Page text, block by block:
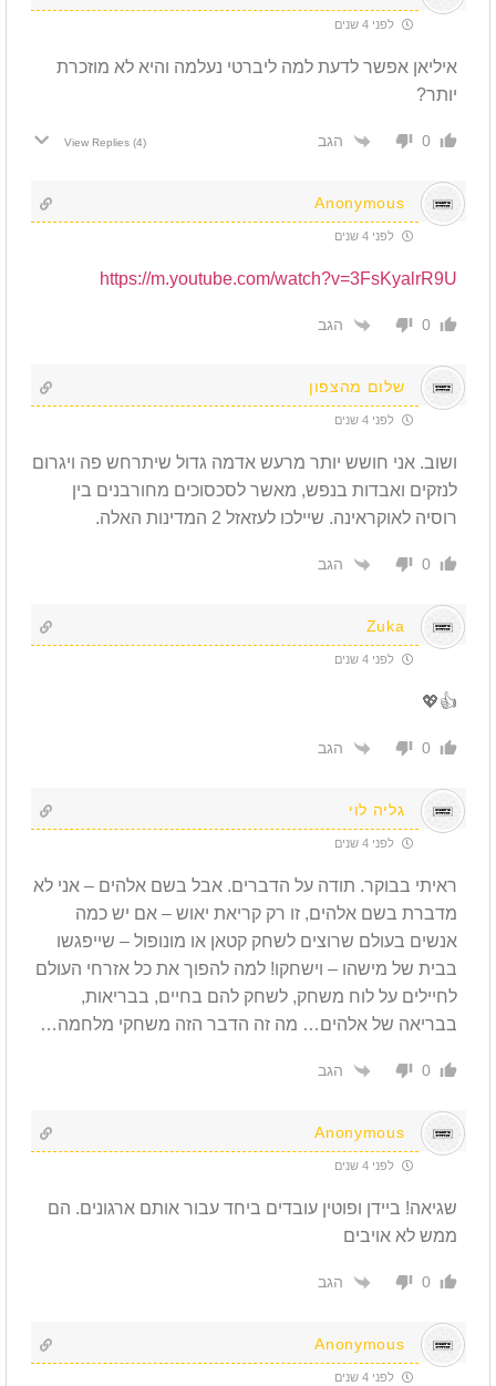
לפני 4 שנים
איליאן אפשר לדעת למה ליברטי נעלמה והיא לא מוזכרת
יותר?
0 הגב View Replies (4)
Anonymous
לפני 4 שנים
https://m.youtube.com/watch?v=3FsKyalrR9U
0 הגב
שלום מהצפון
לפני 4 שנים
ושוב. אני חושש יותר מרעש אדמה גדול שיתרחש פה ויגרום
לנזקים ואבדות בנפש, מאשר לסכסוכים מחורבנים בין
רוסיה לאוקראינה. שיילכו לעזאזל 2 המדינות האלה.
0 הגב
Zuka
לפני 4 שנים
👍💖
0 הגב
גליה לוי
לפני 4 שנים
ראיתי בבוקר. תודה על הדברים. אבל בשם אלהים – אני לא
מדברת בשם אלהים, זו רק קריאת יאוש – אם יש כמה
אנשים בעולם שרוצים לשחק קטאן או מונופול – שייפגשו
בבית של מישהו – וישחקו! למה להפוך את כל אזרחי העולם
לחיילים על לוח משחק, לשחק להם בחיים, בבריאות,
בבריאה של אלהים… מה זה הדבר הזה משחקי מלחמה…
0 הגב
Anonymous
לפני 4 שנים
שגיאה! ביידן ופוטין עובדים ביחד עבור אותם ארגונים. הם
ממש לא אויבים
0 הגב
Anonymous
לפני 4 שנים